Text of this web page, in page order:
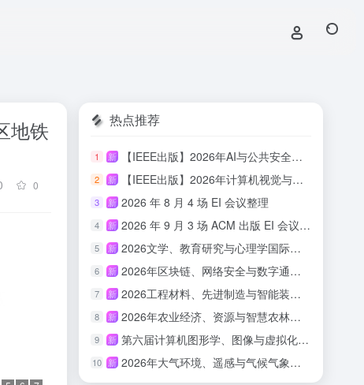
地铁
0
热点推荐
1 新 【IEEE出版】2026年AI与公共安全国际学术会议
2 新 【IEEE出版】2026年计算机视觉与具身智能国际学术会议
3 新 2026 年 8 月 4 场 EI 会议整理
4 新 2026 年 9 月 3 场 ACM 出版 EI 会议汇总
5 新 2026文学、教育研究与心理学国际会议(ICLERP 2026)
6 新 2026年区块链、网络安全与数字通信国际会议（ICBCBC 2026）
7 新 2026工程材料、先进制造与智能装备国际会议（ICEMAMIE 2026）
8 新 2026年农业经济、资源与智慧农林国际学术会议（AERSAF 2026）
9 新 第六届计算机图形学、图像与虚拟化研究国际会议（ICCGIV 2026）
10 新 2026年大气环境、遥感与气候气象国际学术会议（AERSCM 2026）